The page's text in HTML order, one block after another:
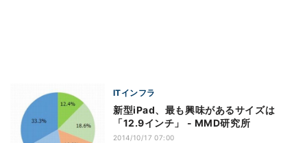
ITインフラ
新型iPad、最も興味があるサイズは
「12.9インチ」 - MMD研究所
2014/10/17 07:00